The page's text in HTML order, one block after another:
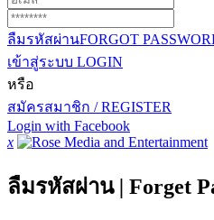
ลืมรหัสผ่านFORGOT
เข้าสู่ระบบ LOGIN
หรือ
สมัครสมาชิก / REGISTER
Login with Facebook
x
ลืมรหัสผ่าน | Forget